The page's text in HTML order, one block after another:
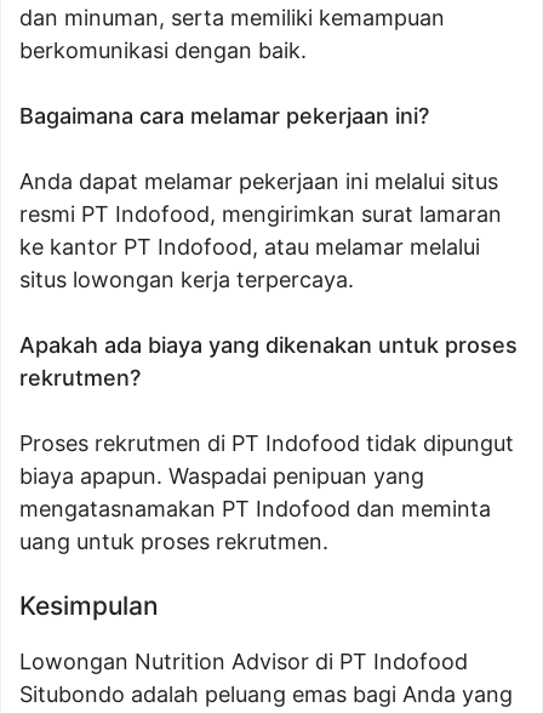
dan minuman, serta memiliki kemampuan
berkomunikasi dengan baik.
Bagaimana cara melamar pekerjaan ini?
Anda dapat melamar pekerjaan ini melalui situs
resmi PT Indofood, mengirimkan surat lamaran
ke kantor PT Indofood, atau melamar melalui
situs lowongan kerja terpercaya.
Apakah ada biaya yang dikenakan untuk proses
rekrutmen?
Proses rekrutmen di PT Indofood tidak dipungut
biaya apapun. Waspadai penipuan yang
mengatasnamakan PT Indofood dan meminta
uang untuk proses rekrutmen.
Kesimpulan
Lowongan Nutrition Advisor di PT Indofood
Situbondo adalah peluang emas bagi Anda yang